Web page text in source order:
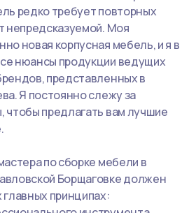
редко требует повторных
непредсказуемой. Моя
новая корпусная мебель, и я в
нюансы продукции ведущих
представленных в
Я постоянно слежу за
чтобы предлагать вам лучшие
по сборке мебели в
Борщаговке должен
принципах: